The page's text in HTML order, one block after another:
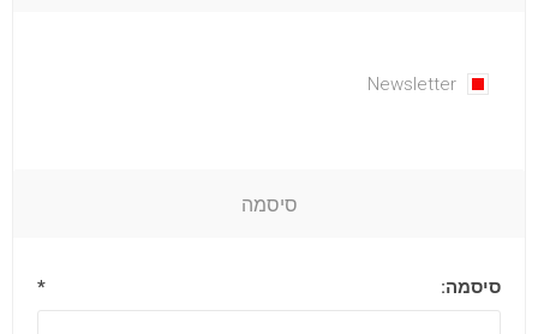
Newsletter
סיסמה
סיסמה: *